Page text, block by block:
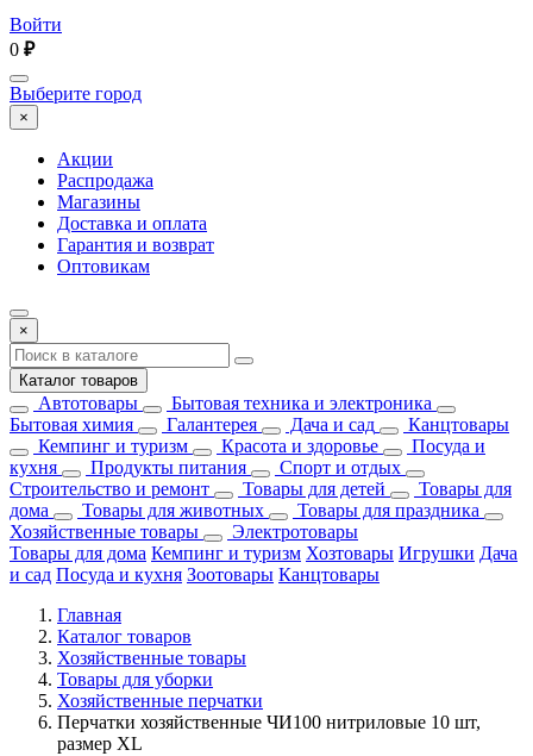
Войти
0 ₽
Выберите город
×
Акции
Распродажа
Магазины
Доставка и оплата
Гарантия и возврат
Оптовикам
×
Каталог товаров
Автотовары
Бытовая техника и электроника
Бытовая химия
Галантерея Дача и сад
Канцтовары
Кемпинг и туризм
Красота и здоровье
Посуда и
кухня
Продукты питания
Спорт и отдых
Строительство и ремонт
Товары для детей
Товары для
дома
Товары для животных
Товары для праздника
Хозяйственные товары
Электротовары
Товары для дома Кемпинг и туризм Хозтовары Игрушки Дача
и сад Посуда и кухня Зоотовары Канцтовары
Главная
Каталог товаров
Хозяйственные товары
Товары для уборки
Хозяйственные перчатки
Перчатки хозяйственные ЧИ100 нитриловые 10 шт,
размер XL